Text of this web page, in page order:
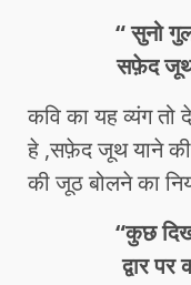
“ सुनो
सफ़ेद जूथ
कवि का यह व्यंग
हे ,सफ़ेद जूथ याने
की जूठ बोलने का
“कुछ
द्वार